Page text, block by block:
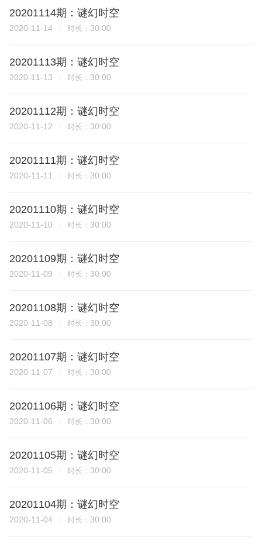
20201114期：谜幻时空
2020-11-14 时长： 30:00
20201113期：谜幻时空
2020-11-13 时长： 30:00
20201112期：谜幻时空
2020-11-12 时长： 30:00
20201111期：谜幻时空
2020-11-11 时长： 30:00
20201110期：谜幻时空
2020-11-10 时长： 30:00
20201109期：谜幻时空
2020-11-09 时长： 30:00
20201108期：谜幻时空
2020-11-08 时长： 30:00
20201107期：谜幻时空
2020-11-07 时长： 30:00
20201106期：谜幻时空
2020-11-06 时长： 30:00
20201105期：谜幻时空
2020-11-05 时长： 30:00
20201104期：谜幻时空
2020-11-04 时长： 30:00